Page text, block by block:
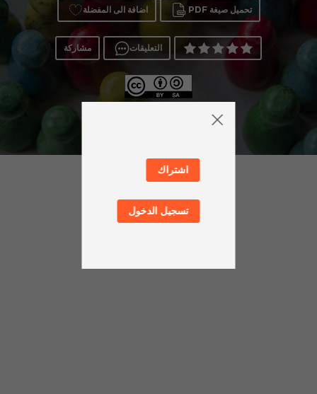
تحميل صيغة PDF اضافة الى المفضلة
التعليقات مشاركة
اشتراك
تسجيل الدخول